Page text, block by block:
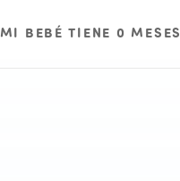
MI BEBÉ TIENE 0 MESES